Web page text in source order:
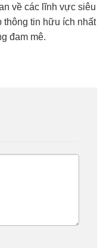
về các lĩnh vực siêu
thông tin hữu ích nhất
đam mê.